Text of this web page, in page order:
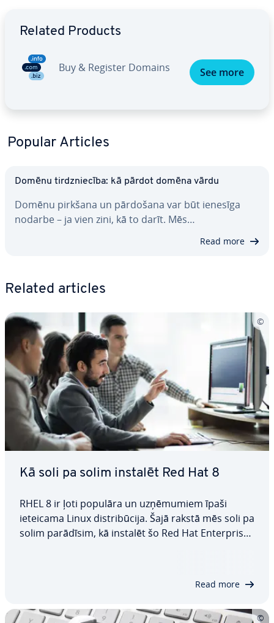
Related Products
Buy & Register Domains See more
Popular Articles
Domēnu tirdznie­cī­ba: kā pārdot domēna vārdu
Domēnu pirkšana un pārdošana var būt ienesīga
nodarbe – ja vien zini, kā to darīt. Mēs…
Read more
Related articles
Kā soli pa solim instalēt Red Hat 8
RHEL 8 ir ļoti populāra un uz­ņē­mu­miem īpaši
ieteicama Linux dis­tri­bū­ci­ja. Šajā rakstā mēs soli pa
solim parādīsim, kā instalēt šo Red Hat En­terpri­se
Read more